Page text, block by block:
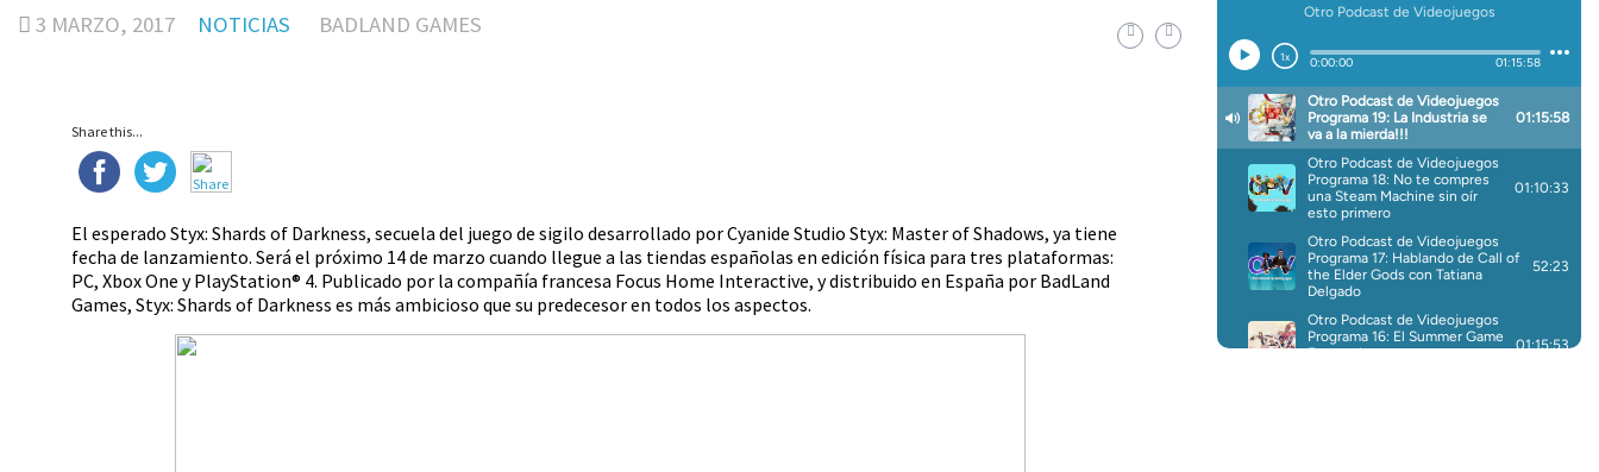
3 MARZO, 2017 NOTICIAS BADLAND GAMES
Share this...
El esperado Styx: Shards of Darkness, secuela del juego de sigilo desarrollado por Cyanide Studio Styx: Master of Shadows, ya tiene
fecha de lanzamiento. Será el próximo 14 de marzo cuando llegue a las tiendas españolas en edición física para tres plataformas:
PC, Xbox One y PlayStation® 4. Publicado por la compañía francesa Focus Home Interactive, y distribuido en España por BadLand
Games, Styx: Shards of Darkness es más ambicioso que su predecesor en todos los aspectos.